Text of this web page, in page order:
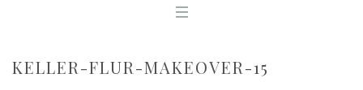
KELLER-FLUR-MAKEOVER-15